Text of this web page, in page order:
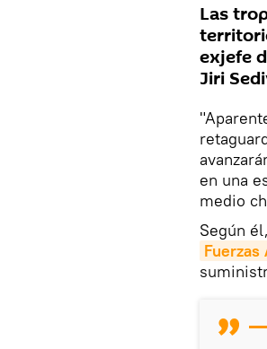
Las
exjefe
Jiri
en una
medio
Según
Fuerzas